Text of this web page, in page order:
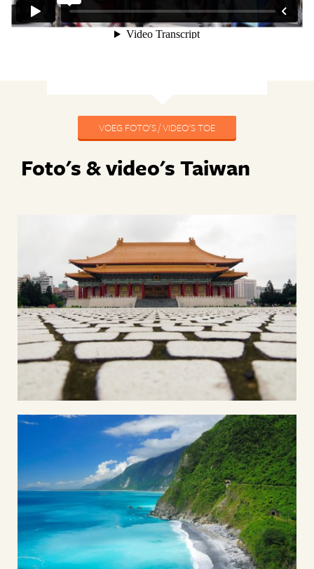
VOEG FOTO'S / VIDEO'S TOE
Foto's & video's Taiwan